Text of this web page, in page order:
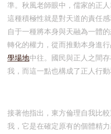
準。秋風老師眼中，儒家的正
這種積極性就是對天道的責任
自于一種將本身與天融為一體
轉化的權力，從而推動本身進
學場地中往。國民與正人之間
我，而這一點也構成了正人行動
接著他指出，東方倫理自我比
我，它是在確定原有的個體精